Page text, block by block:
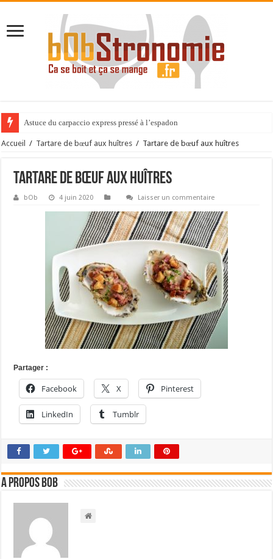
Astuce du carpaccio express pressé à l’espadon
Accueil / Tartare de bœuf aux huîtres / Tartare de bœuf aux huîtres
Tartare de bœuf aux huîtres
bOb 4 juin 2020 Laisser un commentaire
Partager :
Facebook X Pinterest
LinkedIn Tumblr
A propos bOb